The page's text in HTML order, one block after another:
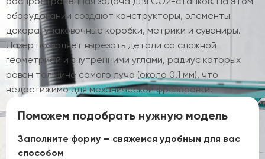
оборудовании создают конструкторы, элементы
декора, упаковочные коробки, метрики и сувениры.
Лазер позволяет вырезать детали со сложной
геометрией и внутренними углами, радиус которых
равен толщине самого луча (около 0.1 мм), что
недостижимо для механической фрезеровки.
Поможем подобрать нужную модель
Заполните форму — свяжемся удобным для вас
способом